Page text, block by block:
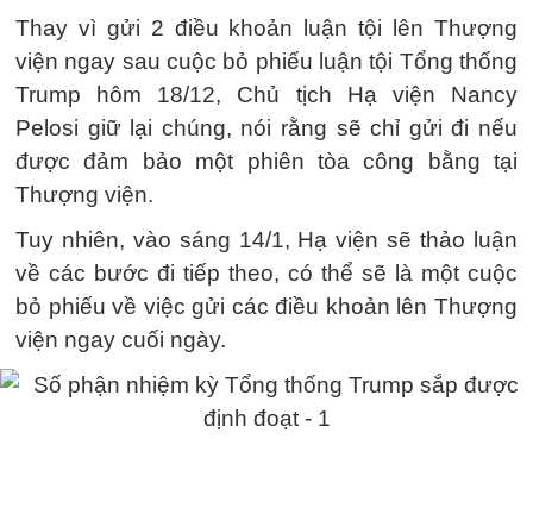
Thay vì gửi 2 điều khoản luận tội lên Thượng
viện ngay sau cuộc bỏ phiếu luận tội Tổng thống
Trump hôm 18/12, Chủ tịch Hạ viện Nancy
Pelosi giữ lại chúng, nói rằng sẽ chỉ gửi đi nếu
được đảm bảo một phiên tòa công bằng tại
Thượng viện.
Tuy nhiên, vào sáng 14/1, Hạ viện sẽ thảo luận
về các bước đi tiếp theo, có thể sẽ là một cuộc
bỏ phiếu về việc gửi các điều khoản lên Thượng
viện ngay cuối ngày.